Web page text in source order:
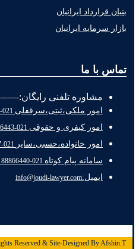
بنیان قرارداد ایرانیان
بازار سرمایه ایرانیان
تماس با ما
مشاوره تلفنی رایگان:
امور ملکی،ثبتی،سرقفلی
امور کیفری و حقوقی
امور خانواده،حسبی،سایر
سامانه پیام کوتاه
ایمیل:info@joudi-lawyer.com
Reserved & Site-Designed By Afshin.T